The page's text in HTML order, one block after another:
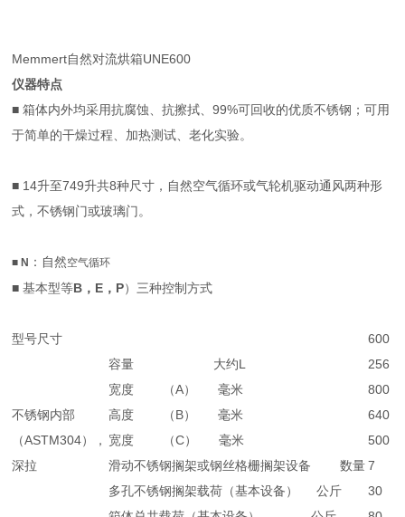
Memmert自然对流烘箱UNE600
仪器特点
■ 箱体内外均采用抗腐蚀、抗擦拭、99%可回收的优质不锈钢；可用
于简单的干燥过程、加热测试、老化实验。
■ 14升至749升共8种尺寸，自然空气循环或气轮机驱动通风两种形
式，不锈钢门或玻璃门。
■ N ：自然空气循环
■ 基本型等B，E，P）三种控制方式
型号尺寸 600
不锈钢内部
（ASTM304），
深拉
容量 大约L
256
宽度 （A） 毫米
800
高度 （B） 毫米
640
宽度 （C） 毫米
500
滑动不锈钢搁架或钢丝格栅搁架设备 数量 7
多孔不锈钢搁架载荷（基本设备） 公斤
30